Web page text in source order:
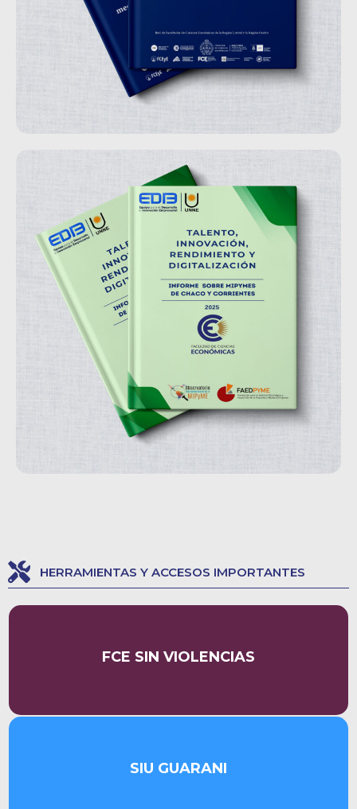
HERRAMIENTAS Y ACCESOS IMPORTANTES
FCE SIN VIOLENCIAS
Consultas o denuncias por discriminación y violencia de
SIU GUARANI
Acceso al sistema SIU Guaraní versión 3